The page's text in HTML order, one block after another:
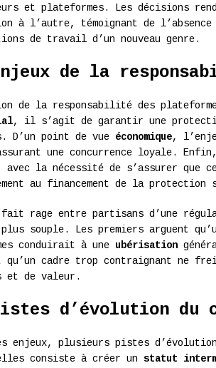
et plateformes. Les décisions
à l’autre, témoignant de l’absence
de travail d’un nouveau genre.
de la
de la responsabilité des
, il s’agit de garantir une
D’un point de vue économique,
une concurrence loyale.
la nécessité de s’assurer que
au financement de la protection
fait rage entre partisans d’une
plus souple. Les premiers arguent
conduirait à une ubérisation
qu’un cadre trop contraignant ne
et de valeur.
d’évolution du
enjeux, plusieurs pistes
consiste à créer un statut